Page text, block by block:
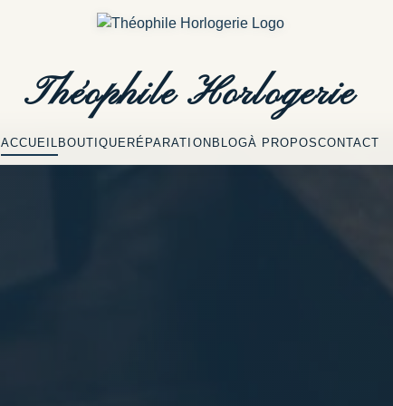
ACCUEIL BOUTIQUE RÉPARATION BLOGÀ PROPOSCONTACT
ThéophileHorlogerie